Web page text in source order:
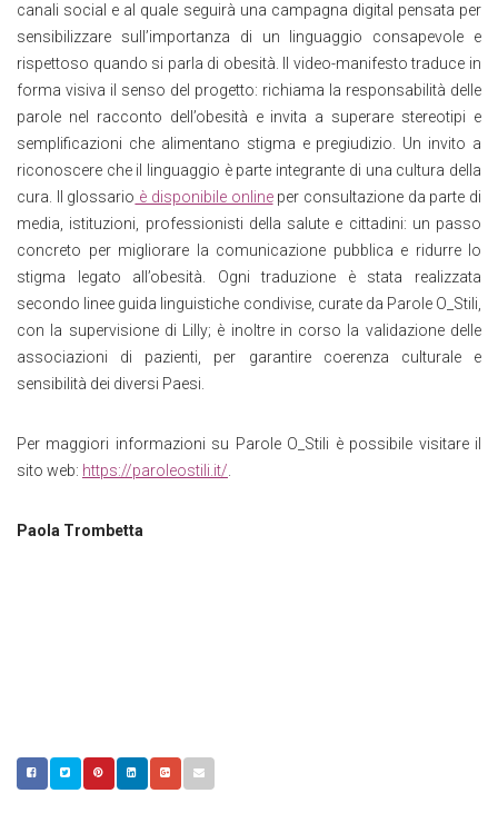
canali social e al quale seguirà una campagna digital pensata per
sensibilizzare sull’importanza di un linguaggio consapevole e
rispettoso quando si parla di obesità. Il video-manifesto traduce in
forma visiva il senso del progetto: richiama la responsabilità delle
parole nel racconto dell’obesità e invita a superare stereotipi e
semplificazioni che alimentano stigma e pregiudizio. Un invito a
riconoscere che il linguaggio è parte integrante di una cultura della
cura. Il glossario è disponibile onlineper consultazione da parte di
media, istituzioni, professionisti della salute e cittadini: un passo
concreto per migliorare la comunicazione pubblica e ridurre lo
stigma legato all’obesità. Ogni traduzione è stata realizzata
secondo linee guida linguistiche condivise, curate da Parole O_Stili,
con la supervisione di Lilly; è inoltre in corso la validazione delle
associazioni di pazienti, per garantire coerenza culturale e
sensibilità dei diversi Paesi.
Per maggiori informazioni su Parole O_Stili è possibile visitare il
sito web: https://paroleostili.it/
Paola Trombetta